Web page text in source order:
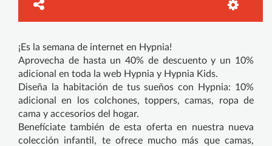
¡Es la semana de internet en Hypnia!
Aprovecha de hasta un 40% de descuento y un 10%
adicional en toda la web Hypnia y Hypnia Kids.
Diseña la habitación de tus sueños con Hypnia: 10%
adicional en los colchones, toppers, camas, ropa de
cama y accesorios del hogar.
Benefíciate también de esta oferta en nuestra nueva
colección infantil, te ofrece mucho más que camas,